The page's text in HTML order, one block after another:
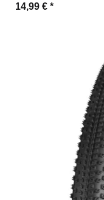
14,99 € *